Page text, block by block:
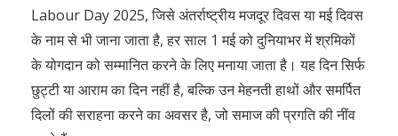
Labour Day 2025, जिसे अंतर्राष्ट्रीय मजदूर दिवस या मई दिवस
के नाम से भी जाना जाता है, हर साल 1 मई को दुनियाभर में श्रमिकों
के योगदान को सम्मानित करने के लिए मनाया जाता है। यह दिन सिर्फ
छुट्टी या आराम का दिन नहीं है, बल्कि उन मेहनती हाथों और समर्पित
दिलों की सराहना करने का अवसर है, जो समाज की प्रगति की नींव